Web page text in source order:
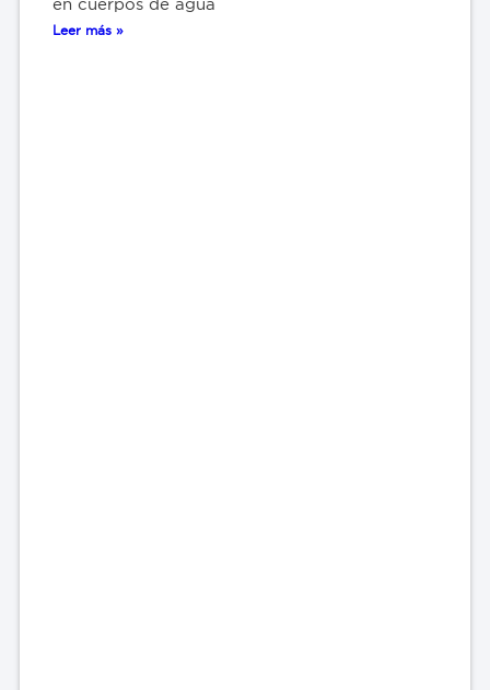
en cuerpos de agua
Leer más »